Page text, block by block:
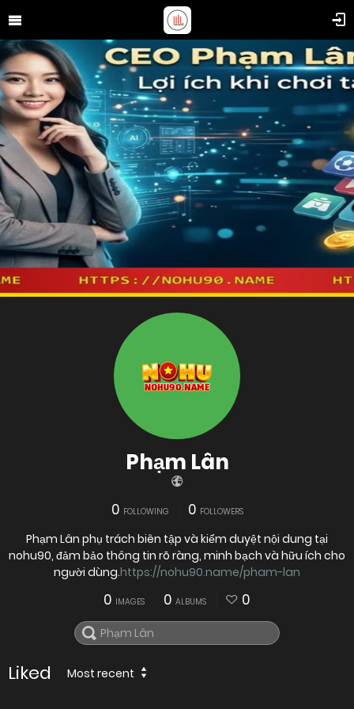
Phạm Lân
0 FOLLOWING 0 FOLLOWERS
Phạm Lân phụ trách biên tập và kiểm duyệt nội dung tại
nohu90, đảm bảo thông tin rõ ràng, minh bạch và hữu ích cho
người dùng.https://nohu90.name/pham-lan
0 IMAGES 0 ALBUMS 0
Liked Most recent